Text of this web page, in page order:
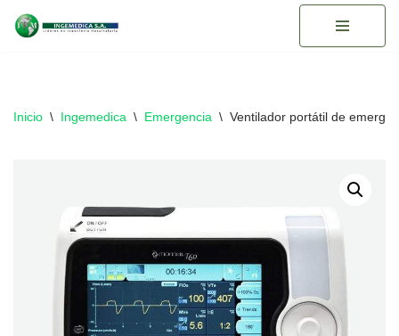
Inicio \ Ingemedica \ Emergencia \ Ventilador portátil de